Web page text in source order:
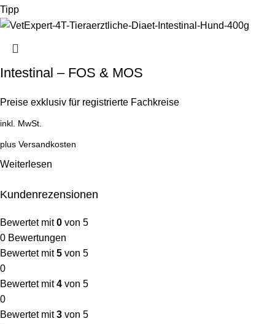
Tipp
Intestinal – FOS & MOS
Preise exklusiv für registrierte Fachkreise
inkl. MwSt.
plus Versandkosten
Weiterlesen
Kundenrezensionen
Bewertet mit0 von 5
0 Bewertungen
Bewertet mit5 von 5
0
Bewertet mit4 von 5
0
Bewertet mit3 von 5